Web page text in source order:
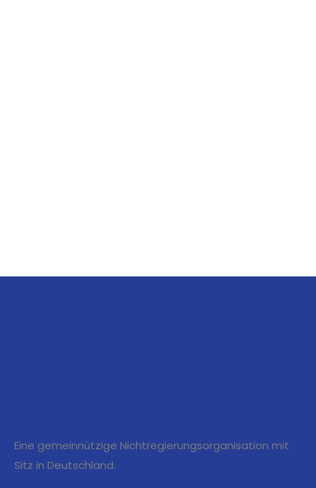
Eine gemeinnützige Nichtregierungsorganisation mit
Sitz in Deutschland.